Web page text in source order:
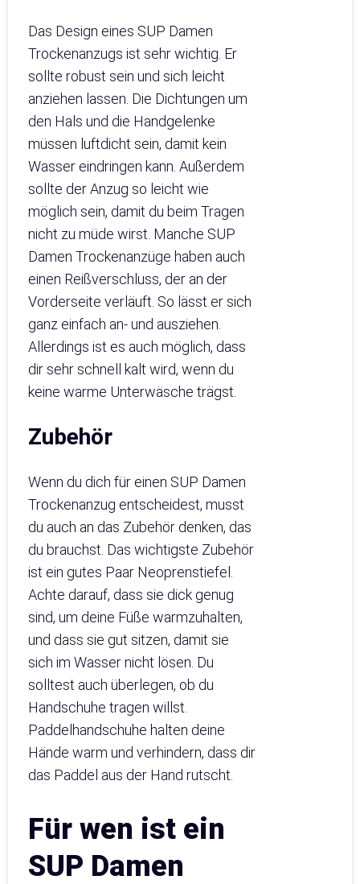
Das Design eines SUP Damen
Trockenanzugs ist sehr wichtig. Er
sollte robust sein und sich leicht
anziehen lassen. Die Dichtungen um
den Hals und die Handgelenke
müssen luftdicht sein, damit kein
Wasser eindringen kann. Außerdem
sollte der Anzug so leicht wie
möglich sein, damit du beim Tragen
nicht zu müde wirst. Manche SUP
Damen Trockenanzüge haben auch
einen Reißverschluss, der an der
Vorderseite verläuft. So lässt er sich
ganz einfach an- und ausziehen.
Allerdings ist es auch möglich, dass
dir sehr schnell kalt wird, wenn du
keine warme Unterwäsche trägst.
Zubehör
Wenn du dich für einen SUP Damen
Trockenanzug entscheidest, musst
du auch an das Zubehör denken, das
du brauchst. Das wichtigste Zubehör
ist ein gutes Paar Neoprenstiefel.
Achte darauf, dass sie dick genug
sind, um deine Füße warmzuhalten,
und dass sie gut sitzen, damit sie
sich im Wasser nicht lösen. Du
solltest auch überlegen, ob du
Handschuhe tragen willst.
Paddelhandschuhe halten deine
Hände warm und verhindern, dass dir
das Paddel aus der Hand rutscht.
Für wen ist ein
SUP Damen